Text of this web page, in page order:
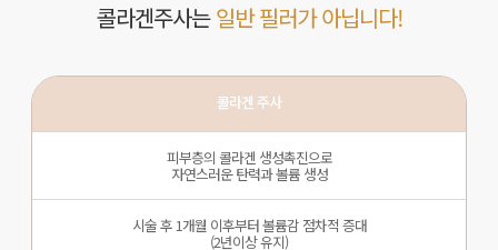
콜라겐주사는일반 필러가 아닙니다!
콜라겐 주사
피부층의 콜라겐 생성촉진으로
자연스러운 탄력과 볼륨 생성
시술 후 1개월 이후부터 볼륨감 점차적 증대
(2년이상 유지)